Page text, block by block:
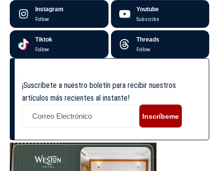
Instagram
Follow
Youtube
Subscribe
Tiktok
Follow
Threads
Follow
¡Suscríbete a nuestro boletín para recibir nuestros
artículos más recientes al instante!
Inscríbeme